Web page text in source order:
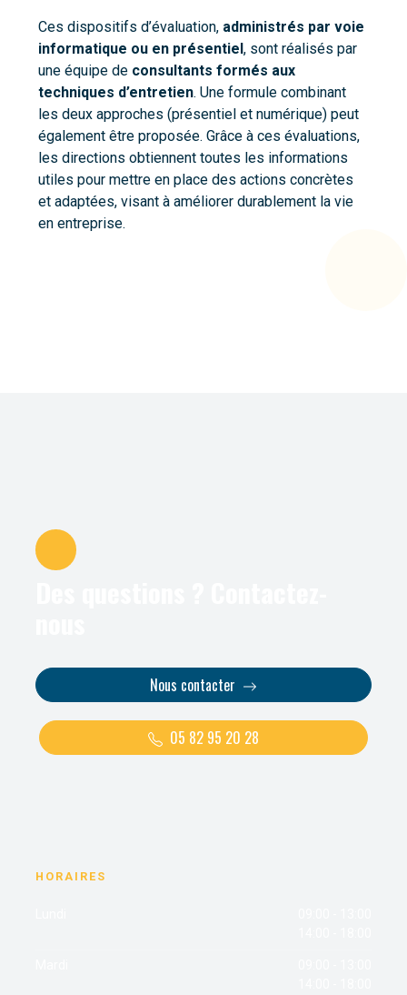
Ces dispositifs d’évaluation, administrés par voie
informatique ou en présentiel, sont réalisés par
une équipe de consultants formés aux
techniques d’entretien. Une formule combinant
les deux approches (présentiel et numérique) peut
également être proposée. Grâce à ces évaluations,
les directions obtiennent toutes les informations
utiles pour mettre en place des actions concrètes
et adaptées, visant à améliorer durablement la vie
en entreprise.
Nous contacter
05 82 95 20 28
HORAIRES